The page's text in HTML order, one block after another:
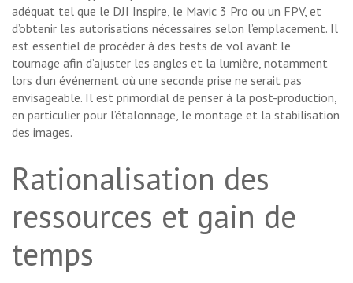
adéquat tel que le DJI Inspire, le Mavic 3 Pro ou un FPV, et
d’obtenir les autorisations nécessaires selon l’emplacement. Il
est essentiel de procéder à des tests de vol avant le
tournage afin d’ajuster les angles et la lumière, notamment
lors d’un événement où une seconde prise ne serait pas
envisageable. Il est primordial de penser à la post-production,
en particulier pour l’étalonnage, le montage et la stabilisation
des images.
Rationalisation des
ressources et gain de
temps